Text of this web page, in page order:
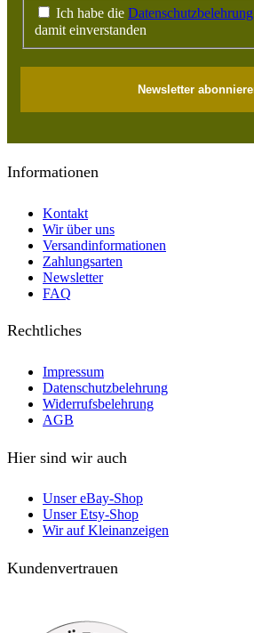
Ich habe die Datenschutzbelehrung
damit einverstanden
Informationen
Kontakt
Wir über uns
Versandinformationen
Zahlungsarten
Newsletter
FAQ
Rechtliches
Impressum
Datenschutzbelehrung
Widerrufsbelehrung
AGB
Hier sind wir auch
Unser eBay-Shop
Unser Etsy-Shop
Wir auf Kleinanzeigen
Kundenvertrauen